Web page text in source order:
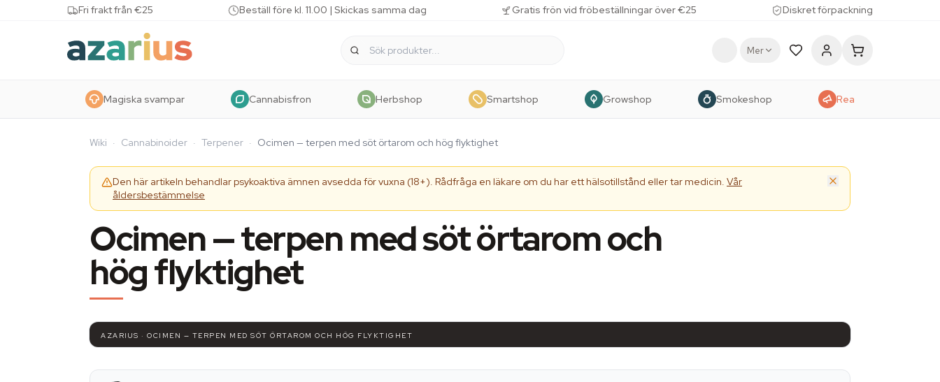
Skip to contentFri frakt från €25 Beställ före kl. 11.00 | Skickas samma dag Gratis frön vid fröbeställningar över €25 Diskret förpackning
Mer
Magiska svampar Cannabisfron Herbshop Smartshop Growshop Smokeshop Rea
Wiki · Cannabinoider · Terpener · Ocimen — terpen med söt örtarom och hög flyktighet
Den här artikeln behandlar psykoaktiva ämnen avsedda för vuxna (18+). Rådfråga en läkare om du har ett hälsotillstånd eller tar medicin. Vår
åldersbestämmelse
Ocimen — terpen med söt örtarom och
hög flyktighet
AZARIUS · OCIMEN — TERPEN MED SÖT ÖRTAROM OCH HÖG FLYKTIGHET